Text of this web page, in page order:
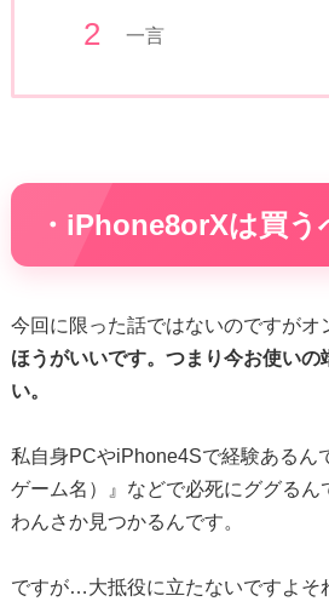
一言
・iPhone8orXは買う
今回に限った話ではないのですがオ
ほうがいいです。つまり今お使い
い。
私自身PCやiPhone4Sで経験ある
ゲーム名）』などで必死にググる
わんさか見つかるんです。
ですが…大抵役に立たないですよそ